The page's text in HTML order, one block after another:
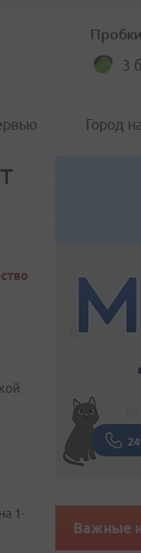
Пробки
3
Город
1-
Важные